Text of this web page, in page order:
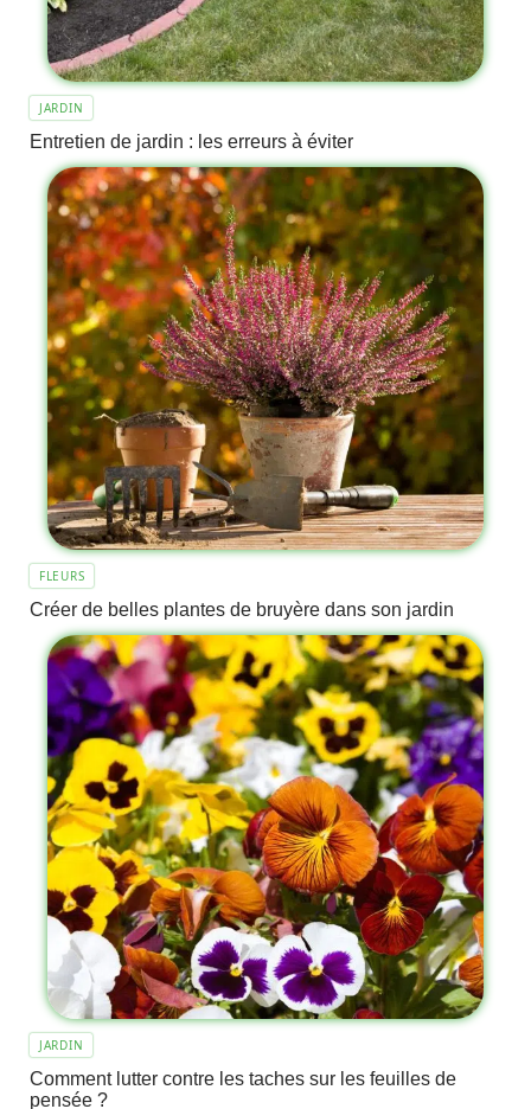
JARDIN
Entretien de jardin : les erreurs à éviter
FLEURS
Créer de belles plantes de bruyère dans son jardin
JARDIN
Comment lutter contre les taches sur les feuilles de
pensée ?